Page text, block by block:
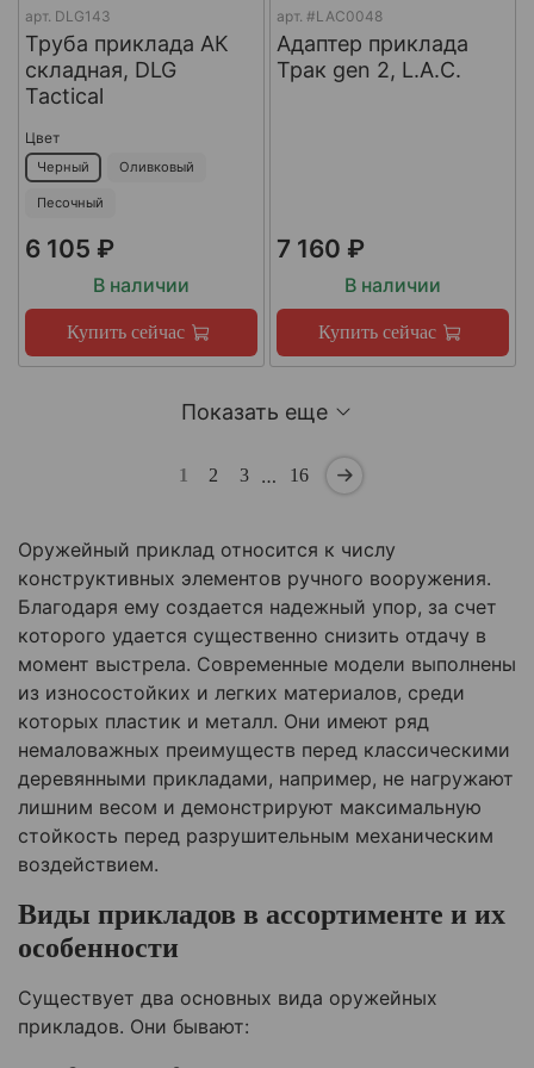
арт. DLG143
Труба приклада АК
складная, DLG
Tactical
Цвет
Черный Оливковый
Песочный
6 105 ₽
В наличии
Купить сейчас
арт. #LAC0048
Адаптер приклада
Трак gen 2, L.A.C.
7 160 ₽
В наличии
Купить сейчас
Показать еще
1 2 3 … 16
Оружейный приклад относится к числу
конструктивных элементов ручного вооружения.
Благодаря ему создается надежный упор, за счет
которого удается существенно снизить отдачу в
момент выстрела. Современные модели выполнены
из износостойких и легких материалов, среди
которых пластик и металл. Они имеют ряд
немаловажных преимуществ перед классическими
деревянными прикладами, например, не нагружают
лишним весом и демонстрируют максимальную
стойкость перед разрушительным механическим
воздействием.
Виды прикладов в ассортименте и их
особенности
Существует два основных вида оружейных
прикладов. Они бывают: